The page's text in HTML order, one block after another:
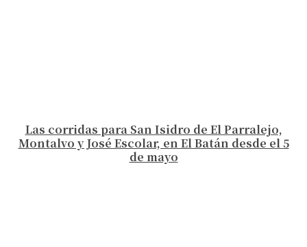
Las corridas para San Isidro de El Parralejo,
Montalvo y José Escolar, en El Batán desde el 5
de mayo